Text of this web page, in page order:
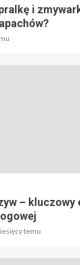
i
– kluczowy
temu